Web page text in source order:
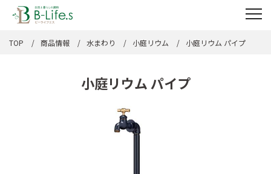
TOP 商品情報 水まわり 小庭リウム 小庭リウム パイプ
小庭リウム パイプ